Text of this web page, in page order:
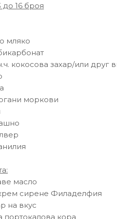
до 16 броя
мляко
кокосова захар/или друг
моркови
масло
сирене Филаделфия
на вкус
портокалова кора